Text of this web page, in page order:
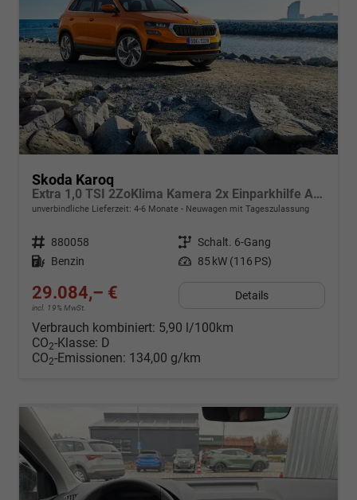
Skoda Karoq
Extra 1,0 TSI 2ZoKlima Kamera 2x Einparkhilfe Alu Felgen 5J Garantie Sitzheizung LED Scheinwerfer ACC
unverbindliche Lieferzeit: 4-6 Monate Neuwagen mit Tageszulassung
Fahrzeugnr. 880058 Getriebe Schalt. 6-Gang
Kraftstoff Benzin Leistung 85 kW (116 PS)
29.084,– €
incl. 19% MwSt.
Details
Verbrauch kombiniert: 5,90 l/100km
CO2-Klasse: D
CO2-Emissionen: 134,00 g/km